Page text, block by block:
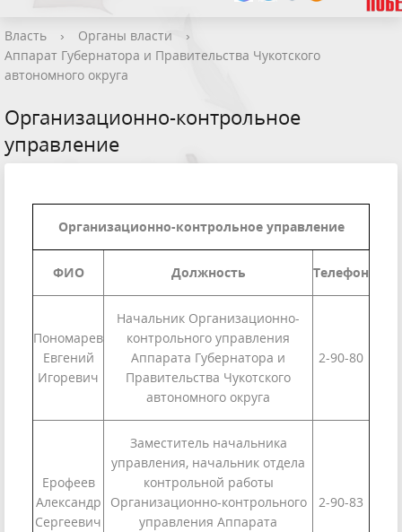
Власть › Органы власти
›
Аппарат Губернатора и Правительства Чукотского
автономного округа
Организационно-контрольное
управление
Организационно-контрольное управление
ФИО Должность Телефон
Пономарев
Евгений
Игоревич
Начальник Организационно-
контрольного управления
Аппарата Губернатора и
Правительства Чукотского
автономного округа
2-90-80
Ерофеев
Александр
Сергеевич
Заместитель начальника
управления, начальник отдела
контрольной работы
Организационно-контрольного
управления Аппарата
2-90-83